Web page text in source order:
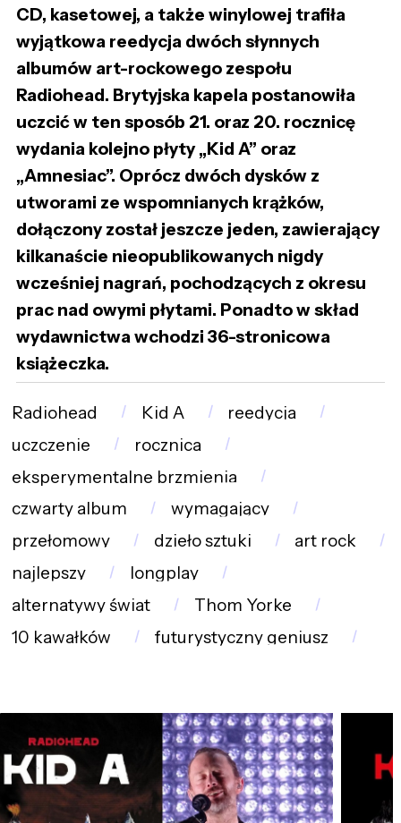
CD, kasetowej, a także winylowej trafiła
wyjątkowa reedycja dwóch słynnych
albumów art-rockowego zespołu
Radiohead. Brytyjska kapela postanowiła
uczcić w ten sposób 21. oraz 20. rocznicę
wydania kolejno płyty „Kid A” oraz
„Amnesiac”. Oprócz dwóch dysków z
utworami ze wspomnianych krążków,
dołączony został jeszcze jeden, zawierający
kilkanaście nieopublikowanych nigdy
wcześniej nagrań, pochodzących z okresu
prac nad owymi płytami. Ponadto w skład
wydawnictwa wchodzi 36-stronicowa
książeczka.
Radiohead Kid A
reedycja
uczczenie
rocznica
eksperymentalne brzmienia
czwarty album
wymagający
przełomowy
dzieło sztuki
art rock
najlepszy
longplay
alternatywy świat
Thom Yorke
10 kawałków
futurystyczny geniusz